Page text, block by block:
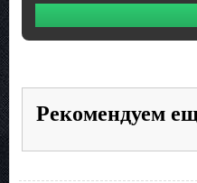
Рекомендуем